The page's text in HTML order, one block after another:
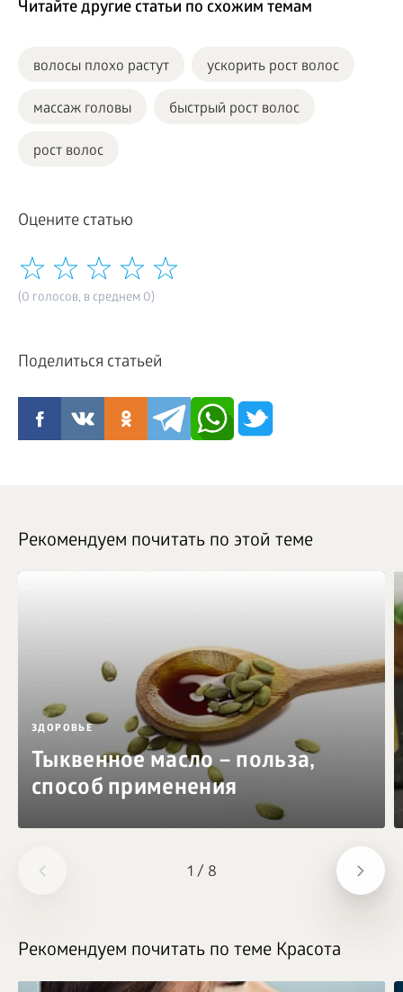
Читайте другие статьи по схожим темам
волосы плохо растут ускорить рост волос
массаж головы быстрый рост волос
рост волос
Оцените статью
(0 голосов, в среднем 0)
Поделиться статьей
1 / 8
Рекомендуем почитать по этой теме
ЗДОРОВЬЕ
Тыквенное масло – польза,
способ применения
Рекомендуем почитать по теме Красота